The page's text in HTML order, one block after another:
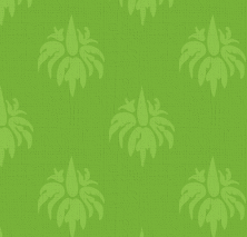
megőrzi az
teáskanál a